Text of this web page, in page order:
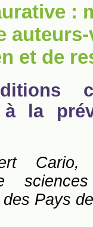
:
et de
à la
Cario,
Pays